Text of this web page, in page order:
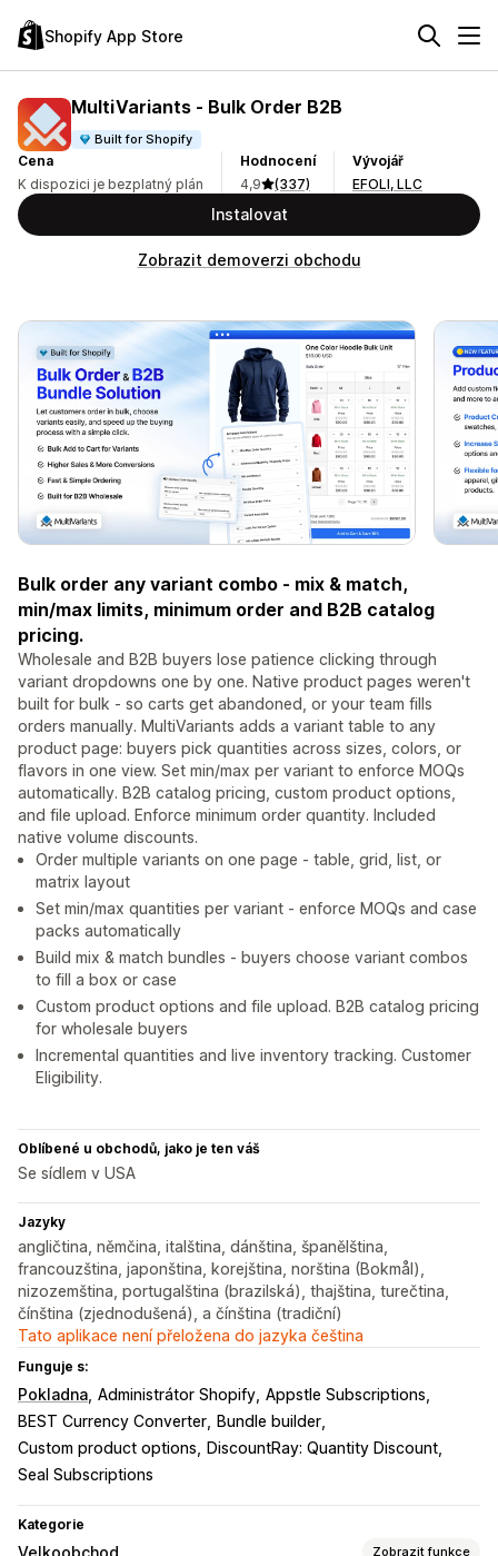
Shopify App Store
MultiVariants ‑ Bulk Order B2B
Built for Shopify
Cena
K dispozici je bezplatný plán
Hodnocení
4,9
(337)
Vývojář
EFOLI, LLC
Instalovat
Zobrazit demoverzi obchodu
Bulk order any variant combo - mix & match,
min/max limits, minimum order and B2B catalog
pricing.
Wholesale and B2B buyers lose patience clicking through
variant dropdowns one by one. Native product pages weren't
built for bulk - so carts get abandoned, or your team fills
orders manually. MultiVariants adds a variant table to any
product page: buyers pick quantities across sizes, colors, or
flavors in one view. Set min/max per variant to enforce MOQs
automatically. B2B catalog pricing, custom product options,
and file upload. Enforce minimum order quantity. Included
native volume discounts.
Order multiple variants on one page - table, grid, list, or
matrix layout
Set min/max quantities per variant - enforce MOQs and case
packs automatically
Build mix & match bundles - buyers choose variant combos
to fill a box or case
Custom product options and file upload. B2B catalog pricing
for wholesale buyers
Incremental quantities and live inventory tracking. Customer
Eligibility.
Oblíbené u obchodů, jako je ten váš
Se sídlem v USA
Jazyky
angličtina, němčina, italština, dánština, španělština,
francouzština, japonština, korejština, norština (Bokmål),
nizozemština, portugalština (brazilská), thajština, turečtina,
čínština (zjednodušená), a čínština (tradiční)
Tato aplikace není přeložena do jazyka čeština
Funguje s:
Pokladna Administrátor Shopify Appstle Subscriptions
BEST Currency Converter
Bundle builder
Custom product options
DiscountRay: Quantity Discount
Seal Subscriptions
Kategorie
Zobrazit funkce